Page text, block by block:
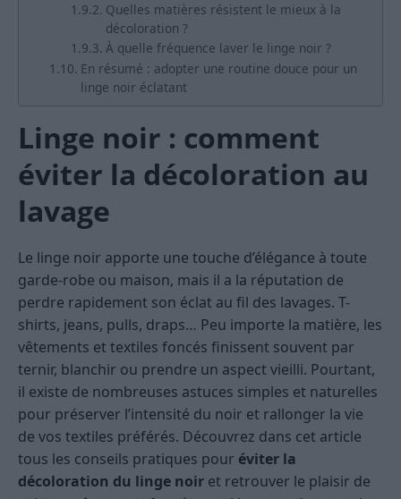
Quelles matières résistent le mieux à la
décoloration ?
À quelle fréquence laver le linge noir ?
En résumé : adopter une routine douce pour un
linge noir éclatant
Linge noir : comment
éviter la décoloration au
lavage
Le linge noir apporte une touche d’élégance à toute
garde-robe ou maison, mais il a la réputation de
perdre rapidement son éclat au fil des lavages. T-
shirts, jeans, pulls, draps… Peu importe la matière, les
vêtements et textiles foncés finissent souvent par
ternir, blanchir ou prendre un aspect vieilli. Pourtant,
il existe de nombreuses astuces simples et naturelles
pour préserver l’intensité du noir et rallonger la vie
de vos textiles préférés. Découvrez dans cet article
tous les conseils pratiques pour éviter la
décoloration du linge noir et retrouver le plaisir de